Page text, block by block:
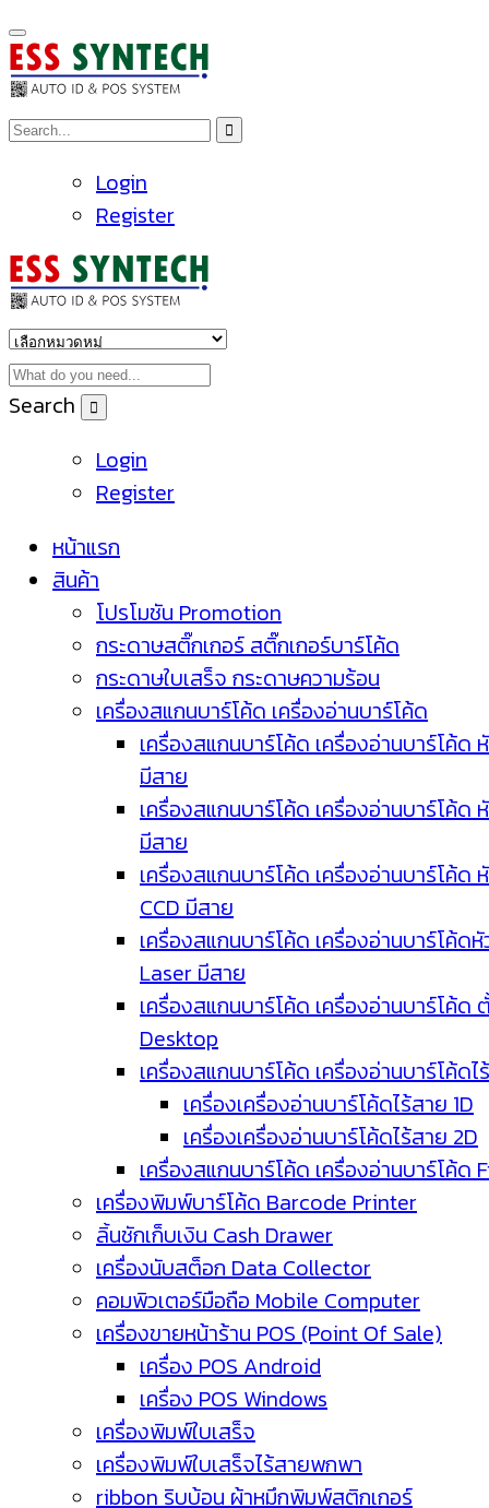
Login
Register
Search
Login
Register
หน้าแรก
สินค้า
โปรโมชัน Promotion
กระดาษสติ๊กเกอร์ สติ๊กเกอร์บาร์โค้ด
กระดาษใบเสร็จ กระดาษความร้อน
เครื่องสแกนบาร์โค้ด เครื่องอ่านบาร์โค้ด
เครื่องสแกนบาร์โค้ด เครื่องอ่านบาร์โค้ด
มีสาย
เครื่องสแกนบาร์โค้ด เครื่องอ่านบาร์โค้ด
มีสาย
เครื่องสแกนบาร์โค้ด เครื่องอ่านบาร์โค้ด
CCD มีสาย
เครื่องสแกนบาร์โค้ด เครื่องอ่านบาร์โค้ด
Laser มีสาย
เครื่องสแกนบาร์โค้ด เครื่องอ่านบาร์โค้ด
Desktop
เครื่องสแกนบาร์โค้ด เครื่องอ่านบาร์โค้ดไ
เครื่องเครื่องอ่านบาร์โค้ดไร้สาย 1D
เครื่องเครื่องอ่านบาร์โค้ดไร้สาย 2D
เครื่องสแกนบาร์โค้ด เครื่องอ่านบาร์โค้ด
เครื่องพิมพ์บาร์โค้ด Barcode Printer
ลิ้นชักเก็บเงิน Cash Drawer
เครื่องนับสต็อก Data Collector
คอมพิวเตอร์มือถือ Mobile Computer
เครื่องขายหน้าร้าน POS (Point Of Sale)
เครื่อง POS Android
เครื่อง POS Windows
เครื่องพิมพ์ใบเสร็จ
เครื่องพิมพ์ใบเสร็จไร้สายพกพา
ribbon ริบบ้อน ผ้าหมึกพิมพ์สติกเกอร์